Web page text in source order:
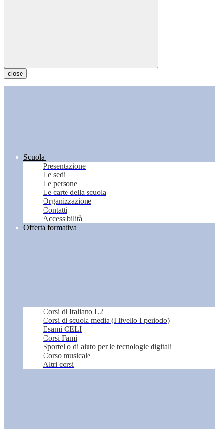
close
Scuola
Presentazione
Le sedi
Le persone
Le carte della scuola
Organizzazione
Contatti
Accessibilità
Offerta formativa
Corsi di Italiano L2
Corsi di scuola media (I livello I periodo)
Esami CELI
Corsi Fami
Sportello di aiuto per le tecnologie digitali
Corso musicale
Altri corsi